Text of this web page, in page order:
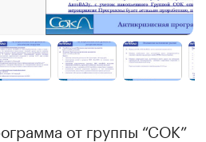
от группы “СОК”